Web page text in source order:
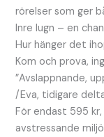
rörelser som ger
Inre lugn – en
Hur hänger det
Kom och prova,
”Avslappnande,
/Eva, tidigare
För endast 595
avstressande